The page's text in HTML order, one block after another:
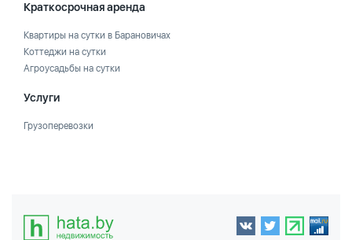
Краткосрочная аренда
Квартиры на сутки в Барановичах
Коттеджи на сутки
Агроусадьбы на сутки
Услуги
Грузоперевозки